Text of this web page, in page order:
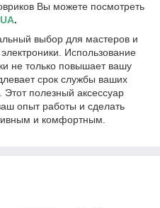
Вы можете посмотреть
.
выбор для мастеров и
Использование
не только повышает вашу
срок службы ваших
полезный аксессуар
опыт работы и сделать
и комфортным.